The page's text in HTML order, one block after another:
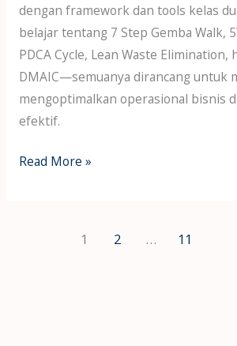
dengan framework dan tools kelas
belajar tentang 7 Step Gemba Walk,
PDCA Cycle, Lean Waste Elimination,
DMAIC—semuanya dirancang untuk
mengoptimalkan operasional bisnis
efektif.
Read More »
1 2 … 11